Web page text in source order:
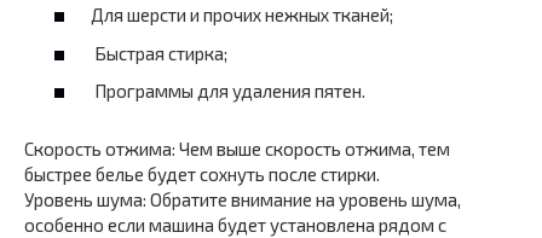
Для шерсти и прочих нежных тканей;
Быстрая стирка;
Программы для удаления пятен.
Скорость отжима: Чем выше скорость отжима, тем
быстрее белье будет сохнуть после стирки.
Уровень шума: Обратите внимание на уровень шума,
особенно если машина будет установлена рядом с